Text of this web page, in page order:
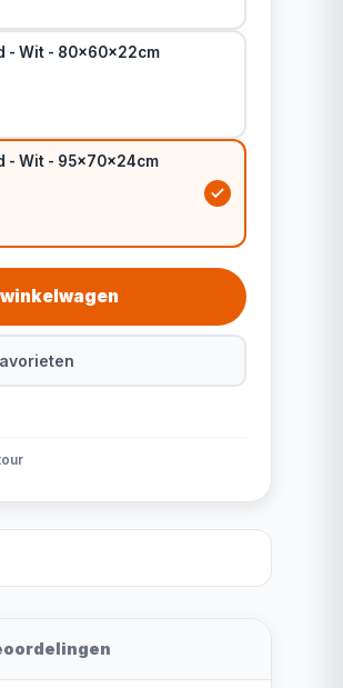
- Wit - 80x60x22cm
- Wit - 95x70x24cm